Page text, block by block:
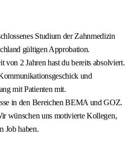
Studium der Zahnmedizin
gültigen Approbation.
von 2 Jahren hast du bereits absolviert.
und
mit Patienten mit.
in den Bereichen BEMA und GOZ.
wünschen uns motivierte Kollegen,
Job haben.